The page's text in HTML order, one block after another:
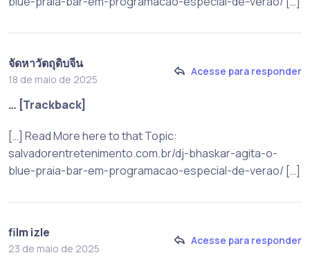
จัดหาวัตถุดิบจีน
18 de maio de 2025
Acesse para responder
… [Trackback]
[…] Read More here to that Topic:
salvadorentretenimento.com.br/dj-bhaskar-agita-o-
blue-praia-bar-em-programacao-especial-de-verao/ […]
film izle
23 de maio de 2025
Acesse para responder